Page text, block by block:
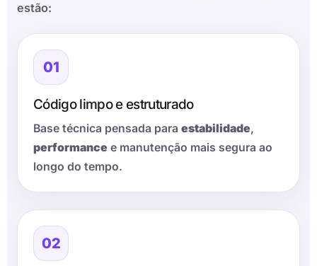
estão:
01
Código limpo e estruturado
Base técnica pensada para estabilidade,
performance e manutenção mais segura ao
longo do tempo.
02